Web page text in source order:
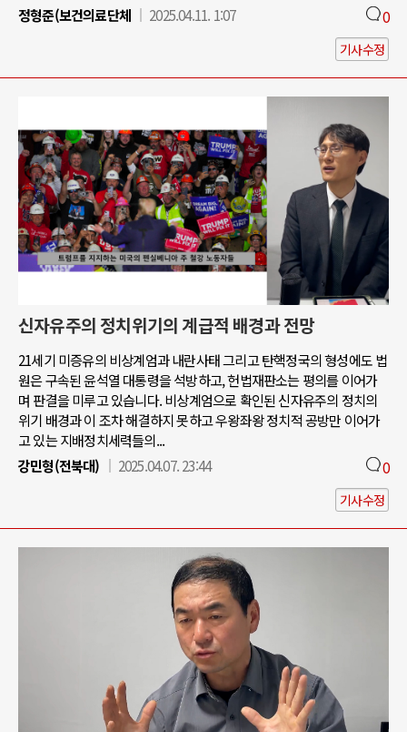
정형준(보건의료단체
2025.04.11. 1:07 0
기사수정
신자유주의 정치위기의 계급적 배경과 전망
21세기 미증유의 비상계엄과 내란사태 그리고 탄핵정국의 형성에도 법
원은 구속된 윤석열 대통령을 석방하고, 헌법재판소는 평의를 이어가
며 판결을 미루고 있습니다. 비상계엄으로 확인된 신자유주의 정치의
위기 배경과 이 조차 해결하지 못하고 우왕좌왕 정치적 공방만 이어가
고 있는 지배정치세력들의...
강민형(전북대)
2025.04.07. 23:44 0
기사수정